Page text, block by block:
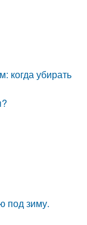
когда убирать
под зиму.